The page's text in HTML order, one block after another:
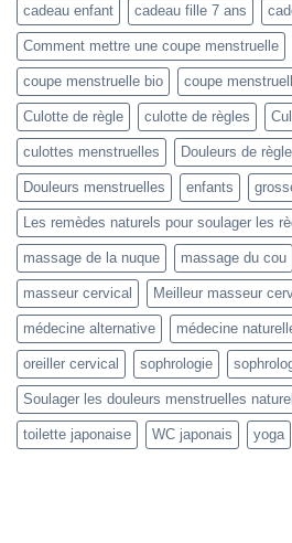
cadeau enfant cadeau fille 7 ans
Comment mettre une coupe menstruelle
coupe menstruelle bio coupe
Culotte de règle culotte de règles
culottes menstruelles Douleurs de
Douleurs menstruelles enfants
Les remèdes naturels pour soulager les
massage de la nuque massage du cou
masseur cervical Meilleur masseur
médecine alternative médecine
oreiller cervical sophrologie
Soulager les douleurs menstruelles
toilette japonaise WC japonais yoga